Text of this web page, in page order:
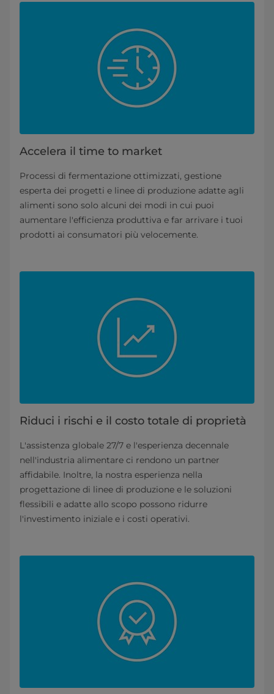
Accelera il time to market
Processi di fermentazione ottimizzati, gestione
esperta dei progetti e linee di produzione adatte agli
alimenti sono solo alcuni dei modi in cui puoi
aumentare l'efficienza produttiva e far arrivare i tuoi
prodotti ai consumatori più velocemente.
Riduci i rischi e il costo totale di proprietà
L'assistenza globale 27/7 e l'esperienza decennale
nell'industria alimentare ci rendono un partner
affidabile. Inoltre, la nostra esperienza nella
progettazione di linee di produzione e le soluzioni
flessibili e adatte allo scopo possono ridurre
l'investimento iniziale e i costi operativi.